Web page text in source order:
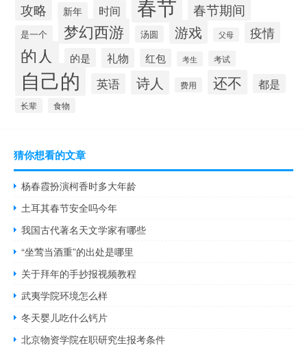
攻略 新年 时间 春节 春节期间
是一个 梦幻西游 汤圆 游戏 父母 疫情
的人 的是 礼物 红包 考生 考试
自己的 英语 诗人 费用 还不 都是
长辈 食物
猜你想看的文章
杨春霞扮演柯香时多大年龄
土耳其春节安全吗今年
我国古代著名天文学家有哪些
“坐莺当酒重”的出处是哪里
关于拜年的手抄报视频教程
武夷学院环境怎么样
冬天婴儿吃什么钙片
北京物资学院在职研究生报考条件